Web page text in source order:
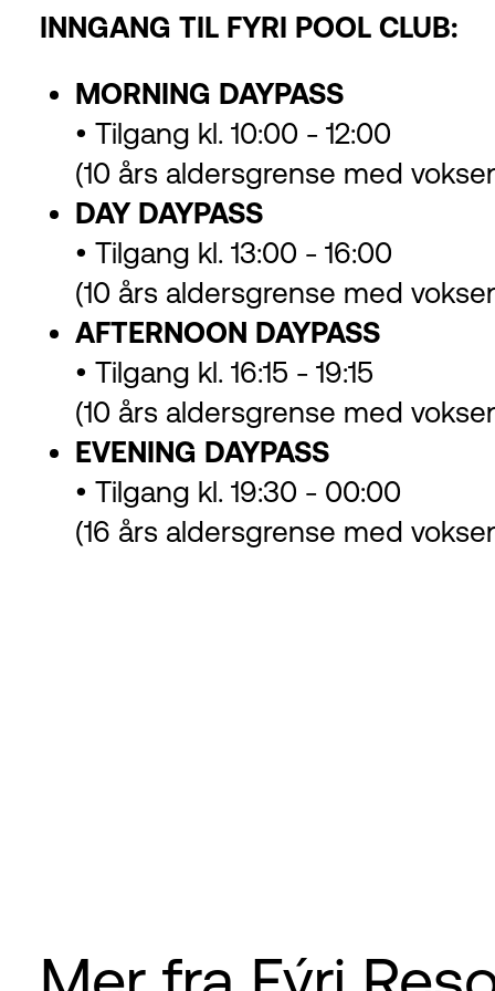
INNGANG TIL FYRI POOL CLUB:
MORNING DAYPASS
• Tilgang kl. 10:00 - 12:00
(10 års aldersgrense med
DAY DAYPASS
• Tilgang kl. 13:00 - 16:00
(10 års aldersgrense med
AFTERNOON DAYPASS
• Tilgang kl. 16:15 - 19:15
(10 års aldersgrense med
EVENING DAYPASS
• Tilgang kl. 19:30 - 00:00
(16 års aldersgrense med